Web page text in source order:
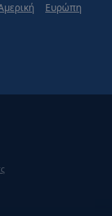
Ευρώπη